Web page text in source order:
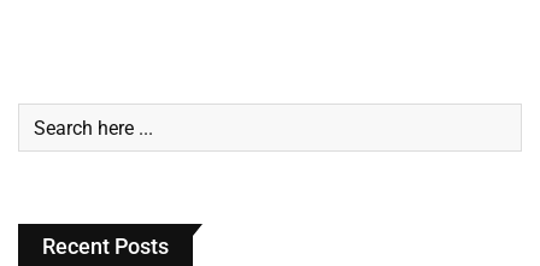
Recent Posts